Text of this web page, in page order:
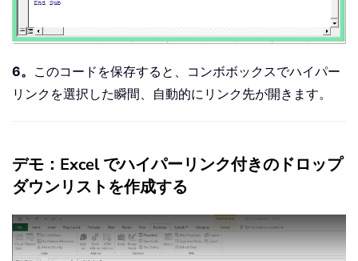
6。 このコードを保存すると、コンボボックスでハイパー
リンクを選択した瞬間、自動的にリンク先が開きます。
デモ：Excel でハイパーリンク付きのドロップ
ダウンリストを作成する